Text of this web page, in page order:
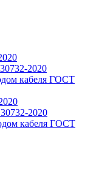
2020
кабеля ГОСТ
2020
кабеля ГОСТ